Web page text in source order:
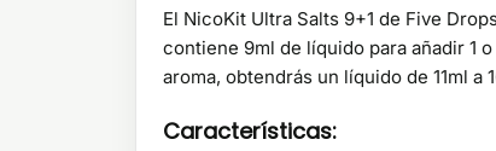
El NicoKit Ultra Salts 9+1 de Five
contiene 9ml de líquido para añadir 1
aroma, obtendrás un líquido de 11ml a
Características: